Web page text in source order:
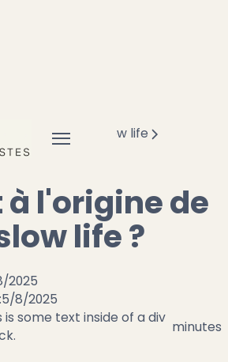
minimaliste
Slow life
slow life ?
à l'origine de
life ?
2025
5/8/2025
is some text inside of a div minutes